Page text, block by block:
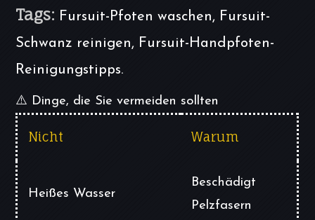
Tags: Fursuit-Pfoten waschen, Fursuit-
Schwanz reinigen, Fursuit-Handpfoten-
Reinigungstipps.
⚠️ Dinge, die Sie vermeiden sollten
Nicht Warum
Heißes Wasser
Beschädigt
Pelzfasern